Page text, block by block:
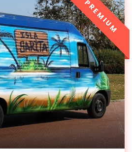
PREMIUM